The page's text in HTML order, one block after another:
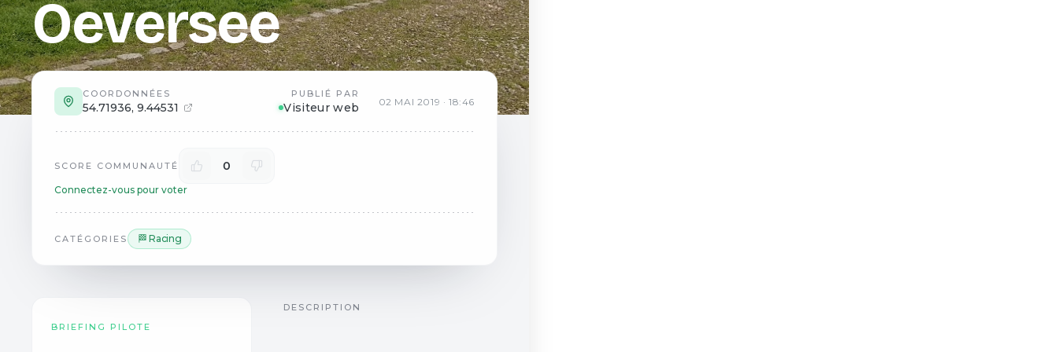
Oeversee
COORDONNÉES
54.71936, 9.44531
PUBLIÉ PAR
Visiteur web 02 MAI 2019 · 18:46
SCORE COMMUNAUTÉ 0
Connectez-vous pour voter
CATÉGORIES 🏁 Racing
BRIEFING PILOTE
DESCRIPTION